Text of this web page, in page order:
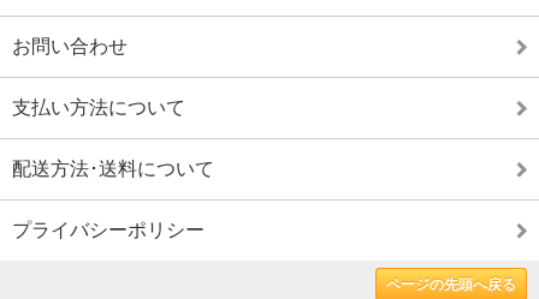
お問い合わせ
支払い方法について
配送方法･送料について
プライバシーポリシー
ページの先頭へ戻る